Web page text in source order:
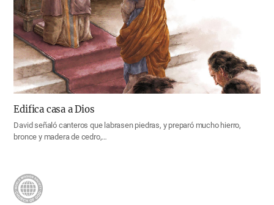
Edifica casa a Dios
David señaló canteros que labrasen piedras, y preparó mucho hierro,
bronce y madera de cedro,…